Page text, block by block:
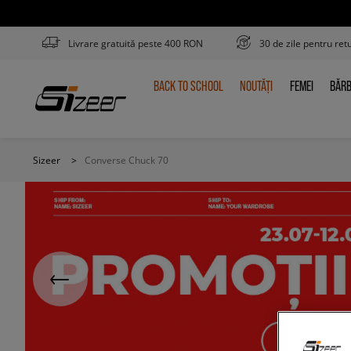
Livrare gratuită peste 400 RON 30 de zile pentru
BACK
BACK TO SCHOOL NOUTĂȚI
NOUTĂȚI FEMEI
FEMEI
Sizeer > Converse Chuck 70